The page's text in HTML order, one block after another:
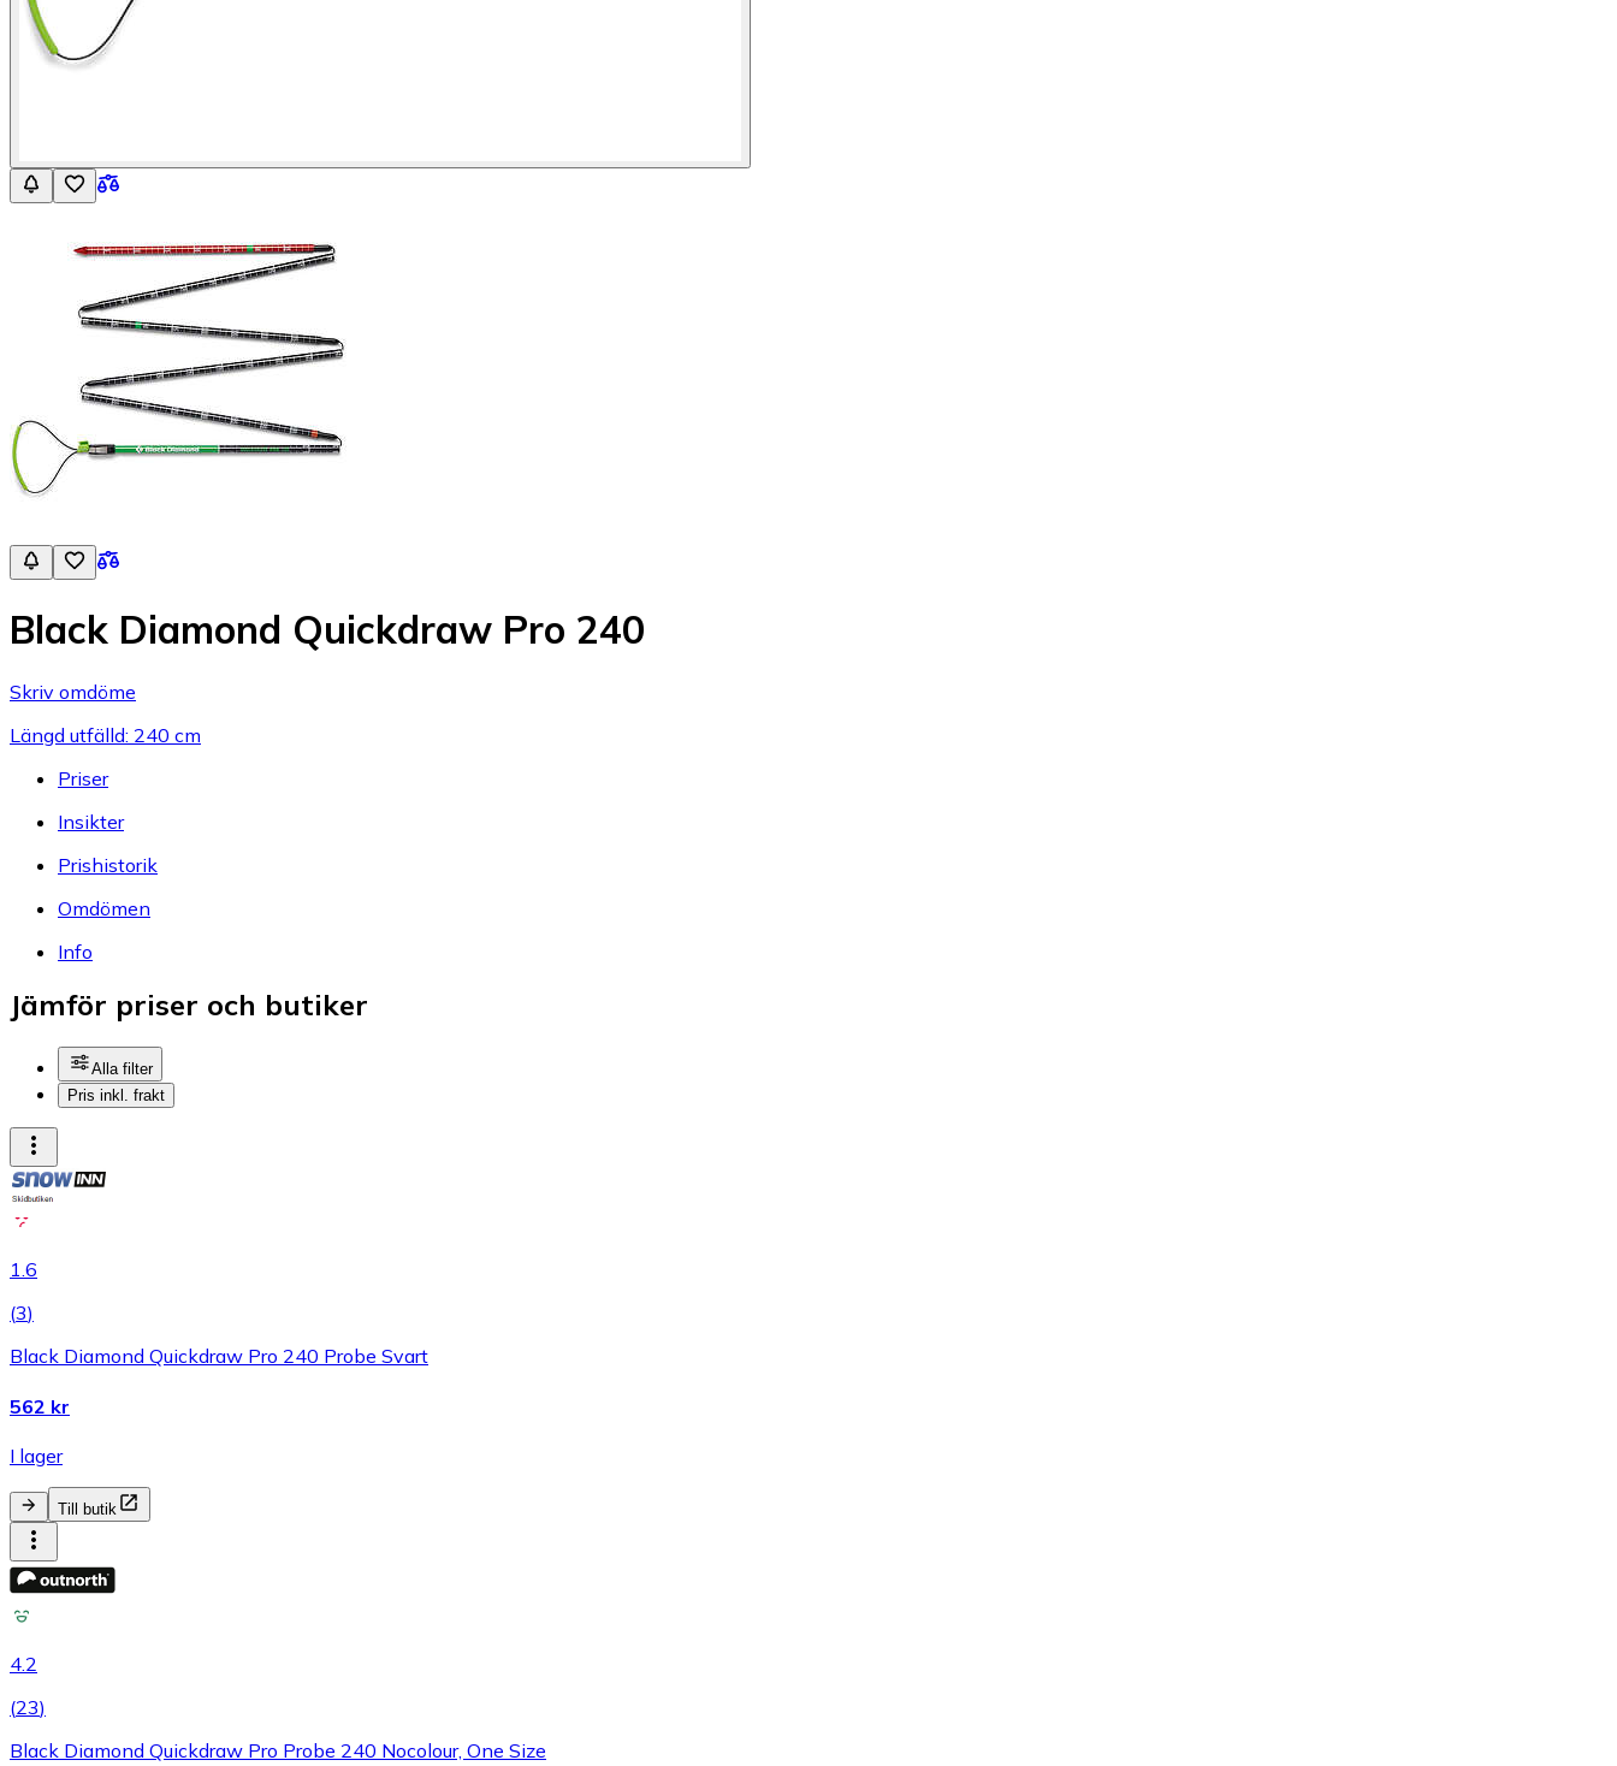
Black Diamond Quickdraw Pro 240
Skriv omdöme
Längd utfälld: 240 cm
Priser
Insikter
Prishistorik
Omdömen
Info
Jämför priser och butiker
Alla filter
Pris inkl. frakt
1.6
(3)
Black Diamond Quickdraw Pro 240 Probe Svart
562 kr
I lager
Till butik
4.2
(23)
Black Diamond Quickdraw Pro Probe 240 Nocolour, One Size